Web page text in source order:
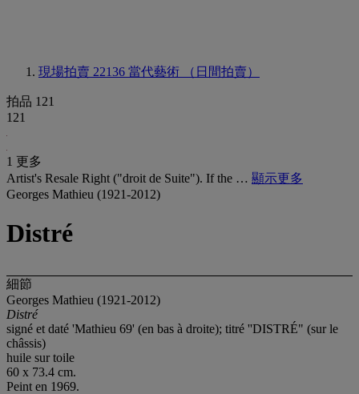
現場拍賣 22136 當代藝術 （日間拍賣）
拍品 121
121
1 更多
Artist's Resale Right ("droit de Suite"). If the … 顯示更多
Georges Mathieu (1921-2012)
Distré
細節
Georges Mathieu (1921-2012)
Distré
signé et daté 'Mathieu 69' (en bas à droite); titré ''DISTRÉ" (sur le
châssis)
huile sur toile
60 x 73.4 cm.
Peint en 1969.